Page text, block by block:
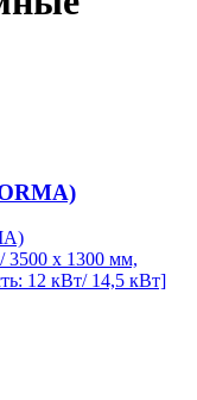
3500 x 1300 мм,
12 кВт/ 14,5 кВт]